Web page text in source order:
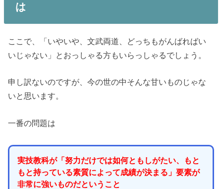
は
ここで、「いやいや、文武両道、どっちもがんばればい
いじゃない」とおっしゃる方もいらっしゃるでしょう。
申し訳ないのですが、今の世の中そんな甘いものじゃな
いと思います。
一番の問題は
実技教科が「努力だけでは如何ともしがたい、もと
もと持っている素質によって成績が決まる」要素が
非常に強いものだということ